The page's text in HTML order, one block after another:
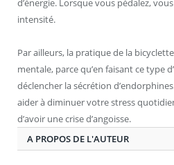
d’énergie. Lorsque vous pédalez,
intensité.
Par ailleurs, la pratique de la
mentale, parce qu’en faisant ce type
déclencher la sécrétion
aider à diminuer votre stress
d’avoir une crise d’angoisse.
A PROPOS DE L'AUTEUR